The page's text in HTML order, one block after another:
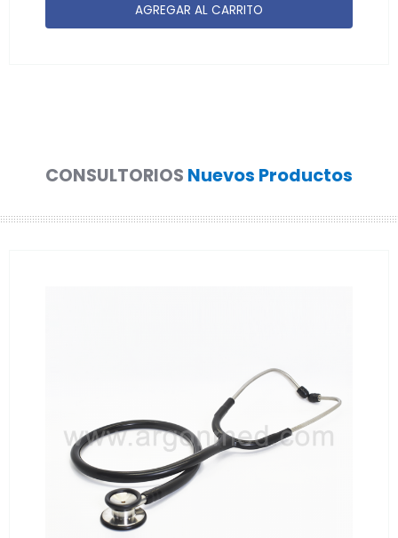
AGREGAR AL CARRITO
CONSULTORIOS Nuevos Productos